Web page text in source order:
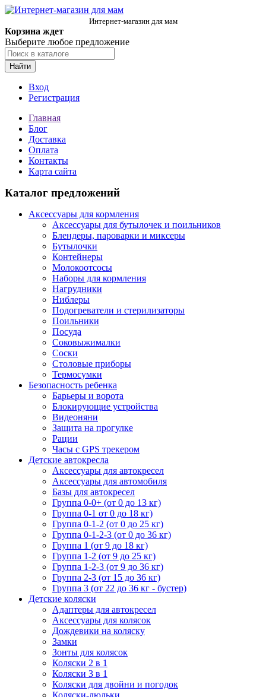
Интернет-магазин для мам
Корзина ждет
Выберите любое предложение
Найти
Вход
Регистрация
Главная
Блог
Доставка
Оплата
Контакты
Карта сайта
Каталог предложений
Аксессуары для кормления
Аксессуары для бутылочек и поильников
Блендеры, пароварки и миксеры
Бутылочки
Контейнеры
Молокоотсосы
Наборы для кормления
Нагрудники
Ниблеры
Подогреватели и стерилизаторы
Поильники
Посуда
Соковыжималки
Соски
Столовые приборы
Термосумки
Безопасность ребенка
Барьеры и ворота
Блокирующие устройства
Видеоняни
Защита на прогулке
Рации
Часы с GPS трекером
Детские автокресла
Аксессуары для автокресел
Аксессуары для автомобиля
Базы для автокресел
Группа 0-0+ (от 0 до 13 кг)
Группа 0-1 от 0 до 18 кг)
Группа 0-1-2 (от 0 до 25 кг)
Группа 0-1-2-3 (от 0 до 36 кг)
Группа 1 (от 9 до 18 кг)
Группа 1-2 (от 9 до 25 кг)
Группа 1-2-3 (от 9 до 36 кг)
Группа 2-3 (от 15 до 36 кг)
Группа 3 (от 22 до 36 кг - бустер)
Детские коляски
Адаптеры для автокресел
Аксессуары для колясок
Дождевики на коляску
Замки
Зонты для колясок
Коляски 2 в 1
Коляски 3 в 1
Коляски для двойни и погодок
Коляски-люльки